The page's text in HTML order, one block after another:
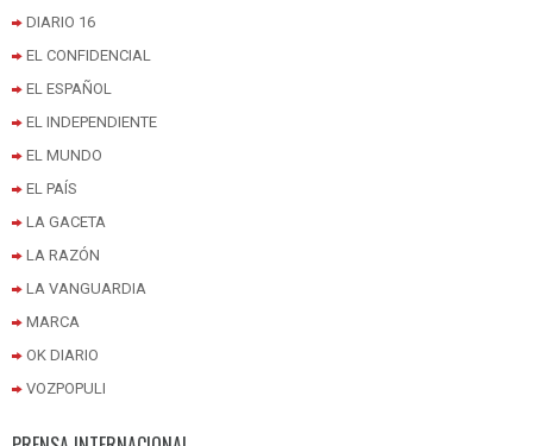
DIARIO 16
EL CONFIDENCIAL
EL ESPAÑOL
EL INDEPENDIENTE
EL MUNDO
EL PAÍS
LA GACETA
LA RAZÓN
LA VANGUARDIA
MARCA
OK DIARIO
VOZPOPULI